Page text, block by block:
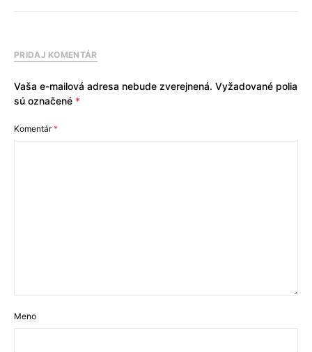
PRIDAJ KOMENTÁR
Vaša e-mailová adresa nebude zverejnená. Vyžadované polia
sú označené *
Komentár*
Meno